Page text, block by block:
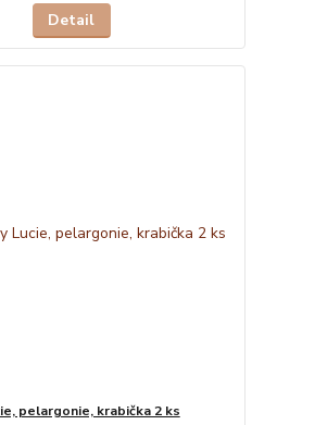
Detail
pelargonie, krabička 2 ks